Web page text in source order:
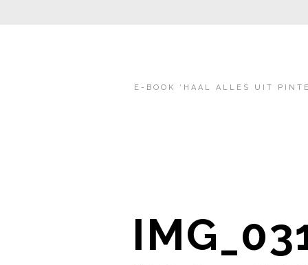
E-BOOK ‘HAAL ALLES UIT